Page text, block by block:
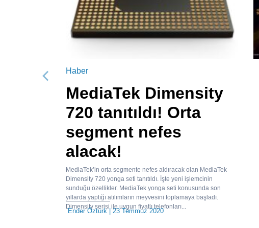
Haber
MediaTek Dimensity
720 tanıtıldı! Orta
segment nefes
alacak!
MediaTek’in orta segmente nefes aldıracak olan MediaTek
Dimensity 720 yonga seti tanıtıldı. İşte yeni işlemcinin
sunduğu özellikler. MediaTek yonga seti konusunda son
yıllarda yaptığı atılımların meyvesini toplamaya başladı.
Dimensity serisi ile uygun fiyatlı telefonları...
Ender Öztürk| 23 Temmuz 2020
Önceki